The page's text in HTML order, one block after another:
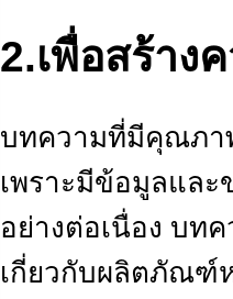
2.เพื่อสร้าง
บทความที่มีคุณภา
เพราะมีข้อมูลแล
อย่างต่อเนื่อง บท
เกี่ยวกับผลิตภัณฑ์